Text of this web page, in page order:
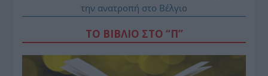
την ανατροπή στο Βέλγιο
ΤΟ ΒΙΒΛΙΟ ΣΤΟ “Π”